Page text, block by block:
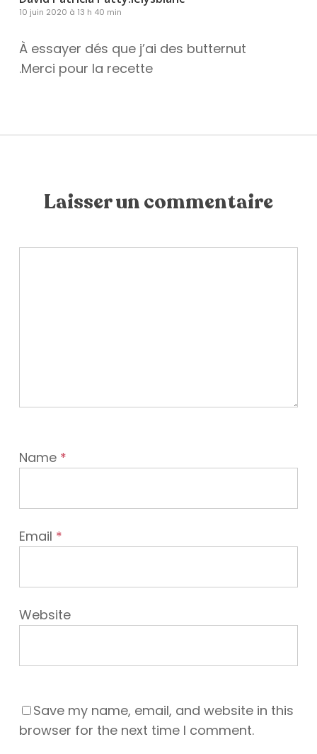
10 juin 2020 à 13 h 40 min
À essayer dés que j’ai des butternut
.Merci pour la recette
Laisser un commentaire
Name *
Email *
Website
Save my name, email, and website in this
browser for the next time I comment.